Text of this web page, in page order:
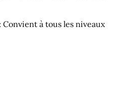
: Convient à tous les niveaux
- Plug Anal Masseur